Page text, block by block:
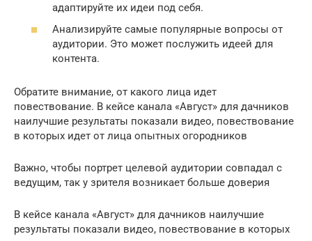
адаптируйте их идеи под себя.
Анализируйте самые популярные вопросы от
аудитории. Это может послужить идеей для
контента.
Обратите внимание, от какого лица идет
повествование. В кейсе канала «Август» для дачников
наилучшие результаты показали видео, повествование
в которых идет от лица опытных огородников
Важно, чтобы портрет целевой аудитории совпадал с
ведущим, так у зрителя возникает больше доверия
В кейсе канала «Август» для дачников наилучшие
результаты показали видео, повествование в которых